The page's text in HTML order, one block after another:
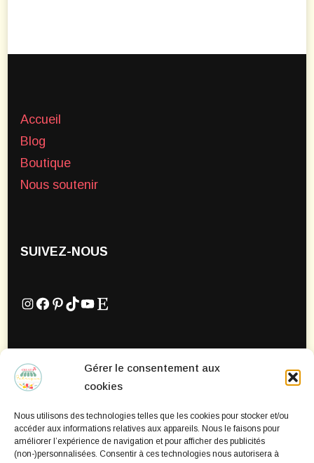
Gérer le consentement aux
cookies
Nous utilisons des technologies telles que les cookies pour stocker et/ou
accéder aux informations relatives aux appareils. Nous le faisons pour
améliorer l’expérience de navigation et pour afficher des publicités
(non-)personnalisées. Consentir à ces technologies nous autorisera à
Accueil
Blog
Boutique
Nous soutenir
SUIVEZ-NOUS
Instagram
Facebook
Pinterest
TikTok
YouTube
Mentions Légales
Politique de cookies